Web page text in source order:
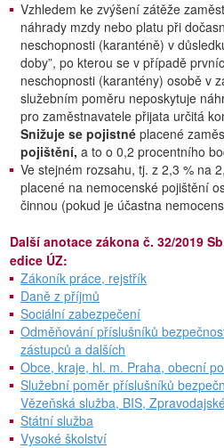
Vzhledem ke zvýšení zátěže
náhrady mzdy nebo platu při
neschopnosti (karanténě) v
doby”, po kterou se v případě
neschopnosti (karantény) osobě v
služebním poměru neposkytuje
pro zaměstnavatele přijata určitá
Snižuje se pojistné placené
pojištění, a to o 0,2 procentního
Ve stejném rozsahu, tj. z 2,3 % na
placené na nemocenské pojištění
činnou (pokud je účastna
Další anotace zákona č. 32/2019
edice ÚZ:
Zákoník práce, rejstřík
Daně z příjmů
Sociální zabezpečení
Odměňování příslušníků
zástupců a dalších
Obce, kraje, hl. m. Praha, obecní
Služební poměr příslušníků
Vězeňská služba, BIS,
Státní služba
Vysoké školství